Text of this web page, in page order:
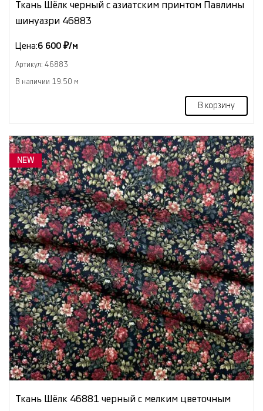
Ткань Шёлк черный с азиатским принтом Павлины
шинуазри 46883
Цена:6 600 ₽/м
Артикул: 46883
В наличии 19.50 м
В корзину
NEW
Ткань Шёлк 46881 черный с мелким цветочным